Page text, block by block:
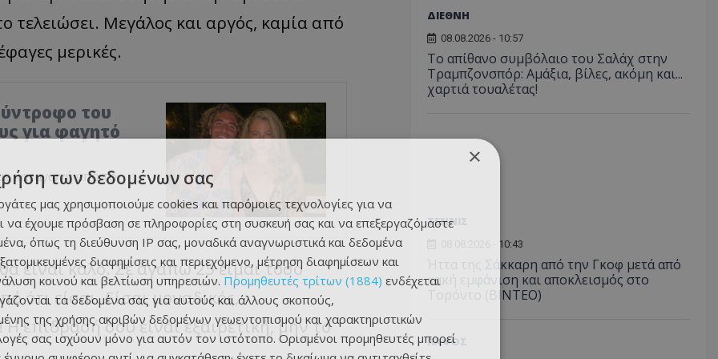
τελειώσει. Μεγάλος και αργός, καμία από
μερικές.
του
για φαγητό
καταγωγή από το
είναι καλό. Σε αγαπώ 25 είμαι τόσο
ότι είσαι. Είσαι μοναδικός,
επίδρασή σου είναι εξαιρετική, μην το
ΔΙΕΘΝΗ
08.08.2026 - 10:57
Το απίθανο συμβόλαιο του Σαλάχ στην
Τραμπζονσπόρ: Αμάξια, βίλες, ακόμη και...
χαρτιά τουαλέτας!
ΤΕΝΝΙΣ
08.08.2026 - 10:43
Ήττα της Σάκκαρη από την Γκοφ μετά από
κακή εμφάνιση και αποκλεισμός στο
Τορόντο (ΒΙΝΤΕΟ)
ΠΑΦΟΣ
×
των δεδομένων σας
μας χρησιμοποιούμε cookies και παρόμοιες τεχνολογίες για να
να έχουμε πρόσβαση σε πληροφορίες στη συσκευή σας και να επεξεργαζόμαστε
όπως τη διεύθυνση IP σας, μοναδικά αναγνωριστικά και δεδομένα
διαφημίσεις και περιεχόμενο, μέτρηση διαφημίσεων και
κοινού και βελτίωση υπηρεσιών.Προμηθευτές τρίτων (1884) ενδέχεται
τα δεδομένα σας για αυτούς και άλλους σκοπούς,
της χρήσης ακριβών δεδομένων γεωεντοπισμού και χαρακτηριστικών
σας ισχύουν μόνο για αυτόν τον ιστότοπο. Ορισμένοι προμηθευτές μπορεί